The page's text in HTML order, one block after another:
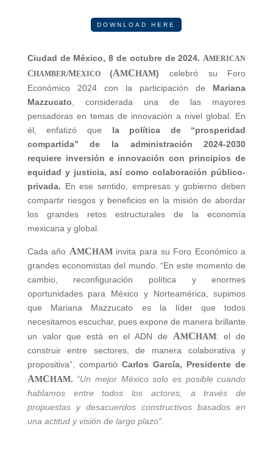
DOWNLOAD HERE
Ciudad de México, 8 de octubre de 2024. AMERICAN
CHAMBER/MEXICO(AMCHAM) celebró su Foro
Económico 2024 con la participación de Mariana
Mazzucato , considerada una de las mayores
pensadoras en temas de innovación a nivel global. En
él, enfatizó que la política de “prosperidad
compartida” de la administración 2024-2030
requiere inversión e innovación con principios de
equidad y justicia, así como colaboración público-
privada. En ese sentido, empresas y gobierno deben
compartir riesgos y beneficios en la misión de abordar
los grandes retos estructurales de la economía
mexicana y global.
Cada año AMCHAM invita para su Foro Económico a
grandes economistas del mundo. “En este momento de
cambio, reconfiguración política y enormes
oportunidades para México y Norteamérica, supimos
que Mariana Mazzucato es la líder que todos
necesitamos escuchar, pues expone de manera brillante
un valor que está en el ADN de AMCHAM: el de
construir entre sectores, de manera colaborativa y
propositiva”, compartió Carlos García, Presidente de
AMCHAM. “Un mejor México solo es posible cuando
hablamos entre todos los actores, a través de
propuestas y desacuerdos constructivos basados en
una actitud y visión de largo plazo”.